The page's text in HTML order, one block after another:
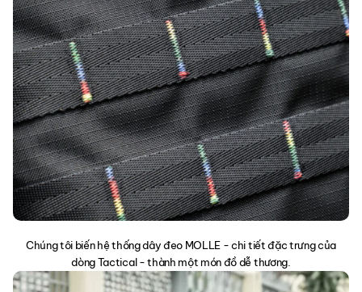
Chúng tôi biến hệ thống dây đeo MOLLE - chi tiết đặc trưng của
dòng Tactical - thành một món đồ dễ thương.